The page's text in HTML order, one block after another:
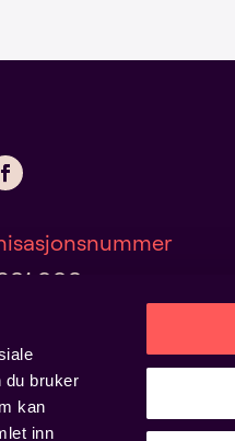
du bruker
kan
inn
998
og